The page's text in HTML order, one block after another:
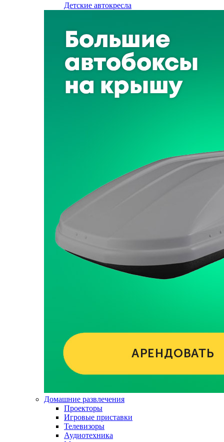
Детские автокресла
Домашние развлечения
Проекторы
Игровые приставки
Телевизоры
Аудиотехника